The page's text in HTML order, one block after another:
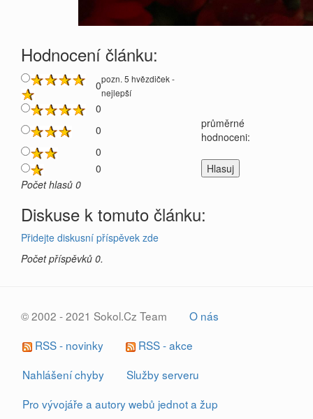
Hodnocení článku:
0pozn. 5 hvězdiček -
nejlepší
0
0
průměrné
hodnoceni:
0
0
Počet hlasů 0
Diskuse k tomuto článku:
Přidejte diskusní příspěvek zde
Počet příspěvků 0.
© 2002 - 2021 Sokol.Cz Team
O nás
RSS - novinky
RSS - akce
Nahlášení chyby
Služby serveru
Pro vývojáře a autory webů jednot a žup